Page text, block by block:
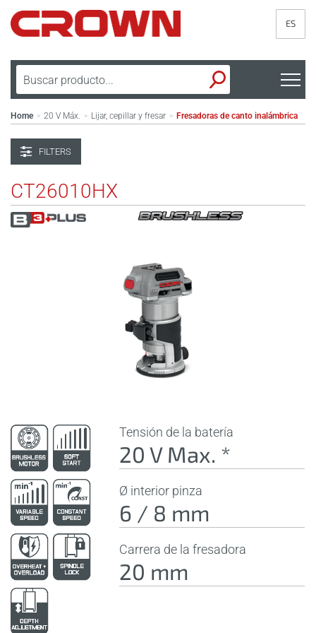
ES
Home > 20 V Máx. > Lijar, cepillar y fresar > Fresadoras de canto inalámbrica
FILTERS
CT26010HX
Tensión de la batería
20 V Max. *
Ø interior pinza
6 / 8 mm
Carrera de la fresadora
20 mm